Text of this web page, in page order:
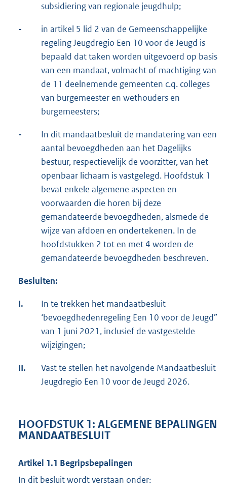
subsidiering van regionale jeugdhulp;
-
in artikel 5 lid 2 van de Gemeenschappelijke
regeling Jeugdregio Een 10 voor de Jeugd is
bepaald dat taken worden uitgevoerd op basis
van een mandaat, volmacht of machtiging van
de 11 deelnemende gemeenten c.q. colleges
van burgemeester en wethouders en
burgemeesters;
-
In dit mandaatbesluit de mandatering van een
aantal bevoegdheden aan het Dagelijks
bestuur, respectievelijk de voorzitter, van het
openbaar lichaam is vastgelegd. Hoofdstuk 1
bevat enkele algemene aspecten en
voorwaarden die horen bij deze
gemandateerde bevoegdheden, alsmede de
wijze van afdoen en ondertekenen. In de
hoofdstukken 2 tot en met 4 worden de
gemandateerde bevoegdheden beschreven.
Besluiten:
I.
In te trekken het mandaatbesluit
‘bevoegdhedenregeling Een 10 voor de Jeugd”
van 1 juni 2021, inclusief de vastgestelde
wijzigingen;
II.
Vast te stellen het navolgende Mandaatbesluit
Jeugdregio Een 10 voor de Jeugd 2026.
HOOFDSTUK 1: ALGEMENE BEPALINGEN
MANDAATBESLUIT
Artikel 1.1 Begripsbepalingen
In dit besluit wordt verstaan onder: